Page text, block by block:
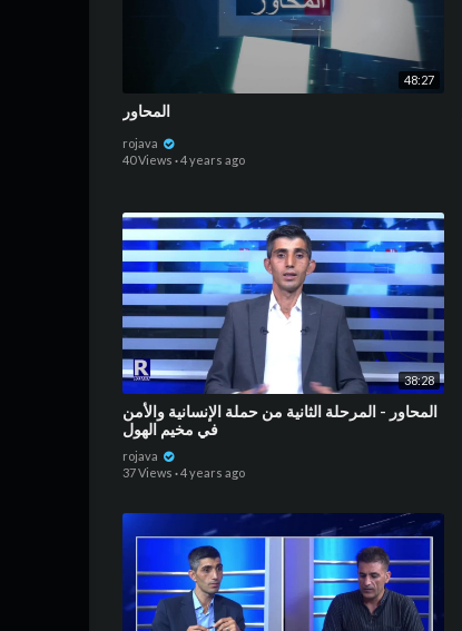
48:27
المحاور
rojava
40 Views ·4 years ago
38:28
المحاور - المرحلة الثانية من حملة الإنسانية والأمن
في مخيم الهول
rojava
37 Views ·4 years ago